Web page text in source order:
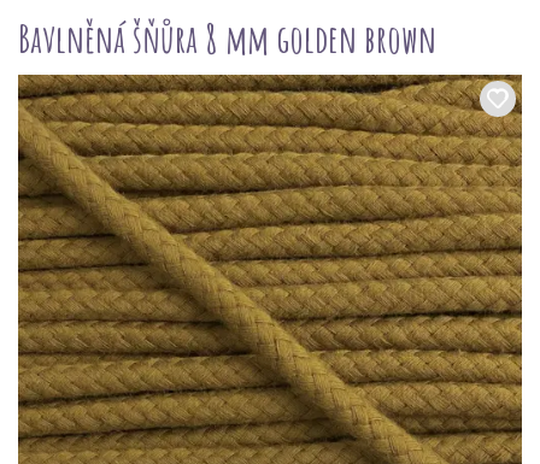
Bavlněná šňůra 8 mm golden brown